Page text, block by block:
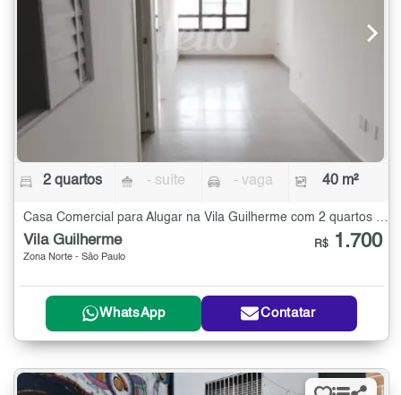
2 quartos - suíte - vaga 40 m²
Casa Comercial para Alugar na Vila Guilherme com 2 quartos - 40 m²
Vila Guilherme
Zona Norte - São Paulo
R$ 1.700
WhatsApp Contatar